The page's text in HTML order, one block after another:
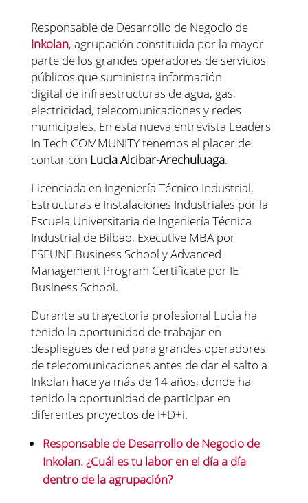
Responsable de Desarrollo de Negocio de
Inkolan, agrupación constituida por la mayor
parte de los grandes operadores de servicios
públicos que suministra información
digital de infraestructuras de agua, gas,
electricidad, telecomunicaciones y redes
municipales. En esta nueva entrevista Leaders
In Tech COMMUNITY tenemos el placer de
contar con Lucia Alcibar-Arechuluaga.
Licenciada en Ingeniería Técnico Industrial,
Estructuras e Instalaciones Industriales por la
Escuela Universitaria de Ingeniería Técnica
Industrial de Bilbao, Executive MBA por
ESEUNE Business School y Advanced
Management Program Certificate por IE
Business School.
Durante su trayectoria profesional Lucia ha
tenido la oportunidad de trabajar en
despliegues de red para grandes operadores
de telecomunicaciones antes de dar el salto a
Inkolan hace ya más de 14 años, donde ha
tenido la oportunidad de participar en
diferentes proyectos de I+D+i.
Responsable de Desarrollo de Negocio de
Inkolan. ¿Cuál es tu labor en el día a día
dentro de la agrupación?